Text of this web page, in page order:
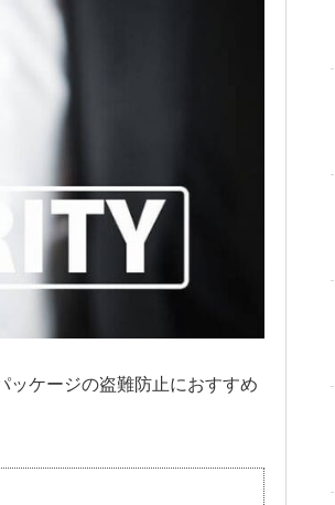
ッケージの盗難防止におすすめ